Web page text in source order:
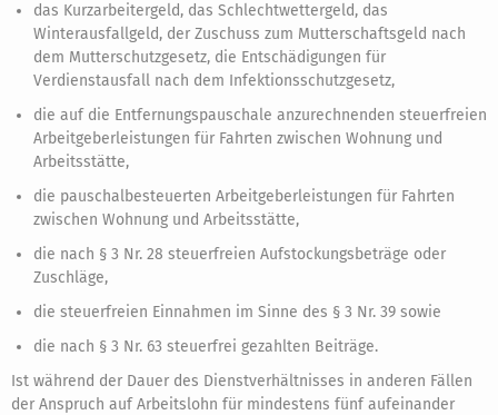
das Kurzarbeitergeld, das Schlechtwettergeld, das
Winterausfallgeld, der Zuschuss zum Mutterschaftsgeld nach
dem Mutterschutzgesetz, die Entschädigungen für
Verdienstausfall nach dem Infektionsschutzgesetz,
die auf die Entfernungspauschale anzurechnenden steuerfreien
Arbeitgeberleistungen für Fahrten zwischen Wohnung und
Arbeitsstätte,
die pauschalbesteuerten Arbeitgeberleistungen für Fahrten
zwischen Wohnung und Arbeitsstätte,
die nach § 3 Nr. 28 steuerfreien Aufstockungsbeträge oder
Zuschläge,
die steuerfreien Einnahmen im Sinne des § 3 Nr. 39 sowie
die nach § 3 Nr. 63 steuerfrei gezahlten Beiträge.
Ist während der Dauer des Dienstverhältnisses in anderen Fällen
der Anspruch auf Arbeitslohn für mindestens fünf aufeinander